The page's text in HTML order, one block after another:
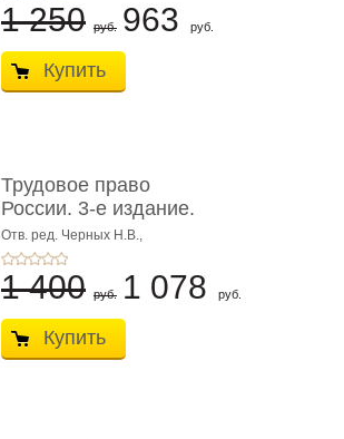
1 250 руб. 963 руб.
Купить
Трудовое право
России. 3-е издание.
Учебник для ...
Отв. ред. Черных Н.В.,
Шестерякова И.В.
1 400 руб. 1 078 руб.
Купить